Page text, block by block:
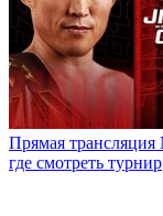
Прямая трансляция
где смотреть турнир